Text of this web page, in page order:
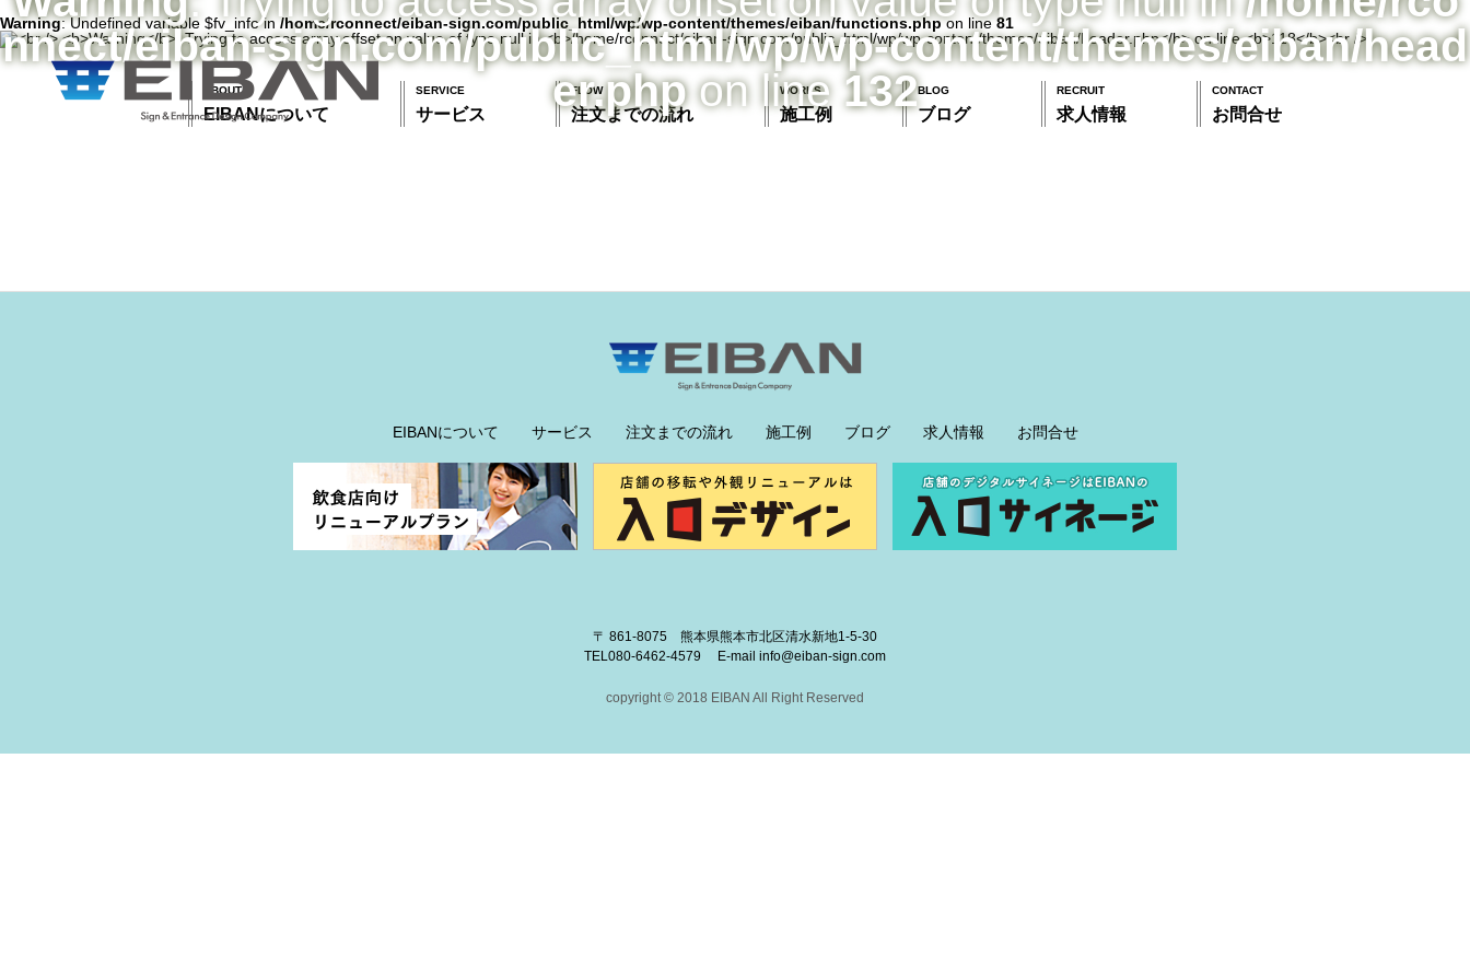
Warning: Undefined variable $fv_info in/home/rconnect/eiban-sign.com/public_html/wp/wp-content/themes/eiban/functions.phpon line81
nnect/eiban-sign.com/public_html/wp/wp-content/themes/eiban/head
er.phpon line 132
ABOUT
EIBANについて
SERVICE
サービス
FLOW
注文までの流れ
WORKS
施工例
BLOG
ブログ
RECRUIT
求人情報
CONTACT
お問合せ
EIBANについて サービス 注文までの流れ 施工例 ブログ 求人情報 お問合せ
〒 861-8075 熊本県熊本市北区清水新地1-5-30
TEL 080-6462-4579 E-mail info@eiban-sign.com
copyright © 2018 EIBAN All Right Reserved